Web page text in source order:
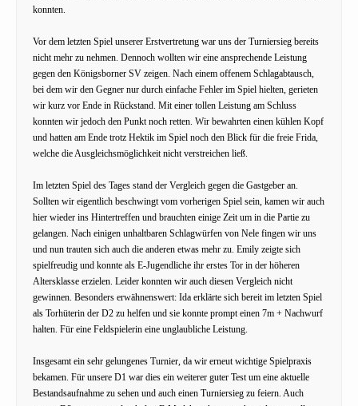
konnten.
Vor dem letzten Spiel unserer Erstvertretung war uns der Turniersieg bereits
nicht mehr zu nehmen. Dennoch wollten wir eine ansprechende Leistung
gegen den Königsborner SV zeigen. Nach einem offenem Schlagabtausch,
bei dem wir den Gegner nur durch einfache Fehler im Spiel hielten, gerieten
wir kurz vor Ende in Rückstand. Mit einer tollen Leistung am Schluss
konnten wir jedoch den Punkt noch retten. Wir bewahrten einen kühlen Kopf
und hatten am Ende trotz Hektik im Spiel noch den Blick für die freie Frida,
welche die Ausgleichsmöglichkeit nicht verstreichen ließ.
Im letzten Spiel des Tages stand der Vergleich gegen die Gastgeber an.
Sollten wir eigentlich beschwingt vom vorherigen Spiel sein, kamen wir auch
hier wieder ins Hintertreffen und brauchten einige Zeit um in die Partie zu
gelangen. Nach einigen unhaltbaren Schlagwürfen von Nele fingen wir uns
und nun trauten sich auch die anderen etwas mehr zu. Emily zeigte sich
spielfreudig und konnte als E-Jugendliche ihr erstes Tor in der höheren
Altersklasse erzielen. Leider konnten wir auch diesen Vergleich nicht
gewinnen. Besonders erwähnenswert: Ida erklärte sich bereit im letzten Spiel
als Torhüterin der D2 zu helfen und sie konnte prompt einen 7m + Nachwurf
halten. Für eine Feldspielerin eine unglaubliche Leistung.
Insgesamt ein sehr gelungenes Turnier, da wir erneut wichtige Spielpraxis
bekamen. Für unsere D1 war dies ein weiterer guter Test um eine aktuelle
Bestandsaufnahme zu sehen und auch einen Turniersieg zu feiern. Auch